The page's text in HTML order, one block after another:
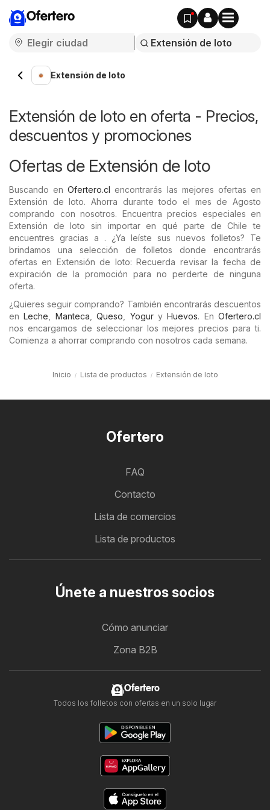
Ofertero
Extensión de loto
Extensión de loto en oferta - Precios,
descuentos y promociones
Ofertas de Extensión de loto
Buscando enOfertero.cl encontrarás las mejores ofertas en
Extensión de loto. Ahorra durante todo el mes de Agosto
comprando con nosotros. Encuentra precios especiales en
Extensión de loto sin importar en qué parte de Chile te
encuentres gracias a . ¿Ya leíste sus nuevos folletos? Te
brindamos una selección de folletos donde encontrarás
ofertas en Extensión de loto: Recuerda revisar la fecha de
expiración de la promoción para no perderte de ninguna
oferta.
¿Quieres seguir comprando? También encontrarás descuentos
enLeche Manteca ,Queso YoguryHuevos. En Ofertero.cl
nos encargamos de seleccionar los mejores precios para ti.
Comienza a ahorrar comprando con nosotros cada semana.
Inicio Lista de productos Extensión de loto
Ofertero
FAQ
Contacto
Lista de comercios
Lista de productos
Únete a nuestros socios
Cómo anunciar
Zona B2B
Ofertero
Todos los folletos con ofertas en un solo lugar